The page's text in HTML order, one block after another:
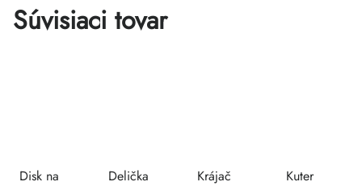
Súvisiaci tovar
Disk na
Delička
Krájač
Kuter